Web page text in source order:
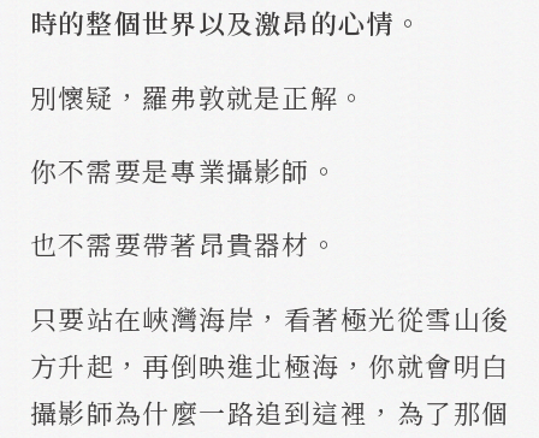
時的整個世界以及激昂的心情。
別懷疑，羅弗敦就是正解。
你不需要是專業攝影師。
也不需要帶著昂貴器材。
只要站在峽灣海岸，看著極光從雪山後
方升起，再倒映進北極海，你就會明白
攝影師為什麼一路追到這裡，為了那個